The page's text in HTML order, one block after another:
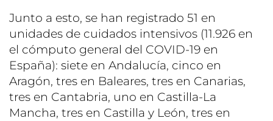
Junto a esto, se han registrado 51 en
unidades de cuidados intensivos (11.926 en
el cómputo general del COVID-19 en
España): siete en Andalucía, cinco en
Aragón, tres en Baleares, tres en Canarias,
tres en Cantabria, uno en Castilla-La
Mancha, tres en Castilla y León, tres en